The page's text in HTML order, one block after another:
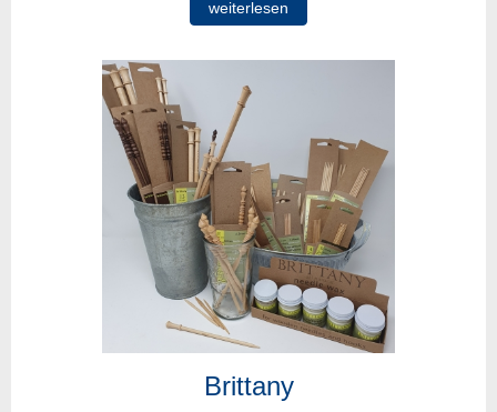
weiterlesen
Brittany